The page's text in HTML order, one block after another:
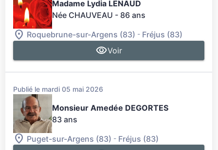
Madame Lydia LENAUD
Née CHAUVEAU - 86 ans
Roquebrune-sur-Argens (83) - Fréjus (83)
Voir
Publié le mardi 05 mai 2026
Monsieur Amedée DEGORTES
83 ans
Puget-sur-Argens (83) - Fréjus (83)